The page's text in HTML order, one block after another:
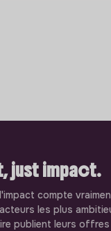
just impact.
compte
les plus
publient leurs offres